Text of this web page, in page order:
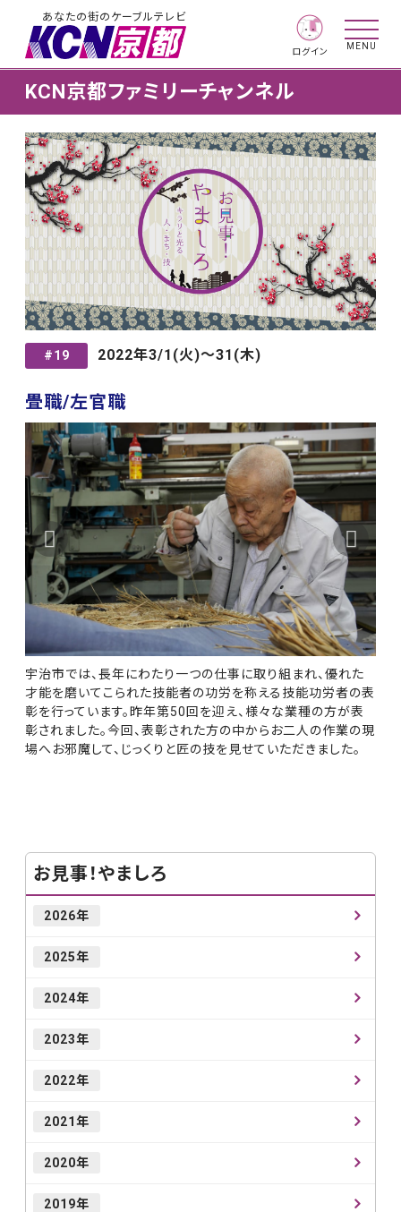
あなたの街のケーブルテレビ
ログイン
MENU
KCN京都ファミリーチャンネル
#19 2022年3/1(火)〜31(木)
畳職/左官職
宇治市では、長年にわたり一つの仕事に取り組まれ、優れた
才能を磨いてこられた技能者の功労を称える技能功労者の表
彰を行っています。昨年第50回を迎え、様々な業種の方が表
彰されました。今回、表彰された方の中からお二人の作業の現
場へお邪魔して、じっくりと匠の技を見せていただきました。
お見事！やましろ
2026年
2025年
2024年
2023年
2022年
2021年
2020年
2019年